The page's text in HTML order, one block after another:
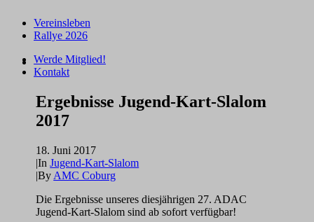
Vereinsleben
Rallye 2026
Werde Mitglied!
Kontakt
Ergebnisse Jugend-Kart-Slalom
2017
18. Juni 2017
|InJugend-Kart-Slalom
|By AMC Coburg
Die Ergebnisse unseres diesjährigen 27. ADAC
Jugend-Kart-Slalom sind ab sofort verfügbar!